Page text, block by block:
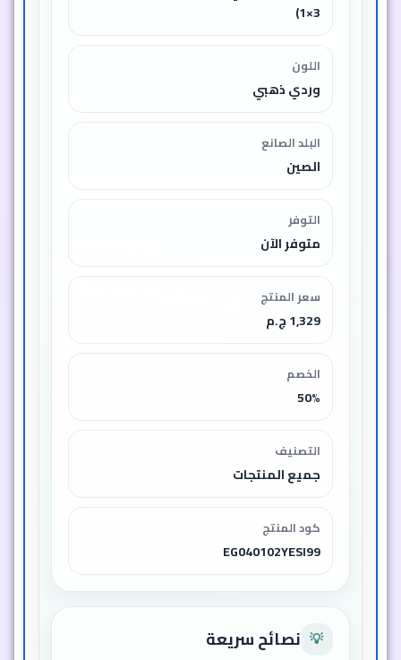
3×1)
اللون
وردي ذهبي
البلد الصانع
الصين
التوفر
متوفر الآن
سعر المنتج
1,329 ج.م
الخصم
50%
التصنيف
جميع المنتجات
كود المنتج
EG040102YESI99
💡 نصائح سريعة